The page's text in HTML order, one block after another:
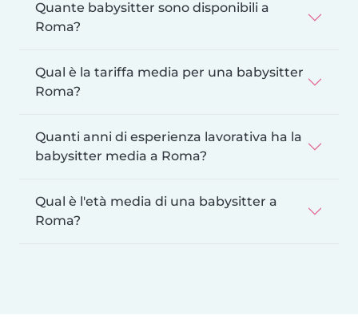
Quante babysitter sono disponibili a
Roma?
Qual è la tariffa media per una babysitter
Roma?
Quanti anni di esperienza lavorativa ha la
babysitter media a Roma?
Qual è l'età media di una babysitter a
Roma?